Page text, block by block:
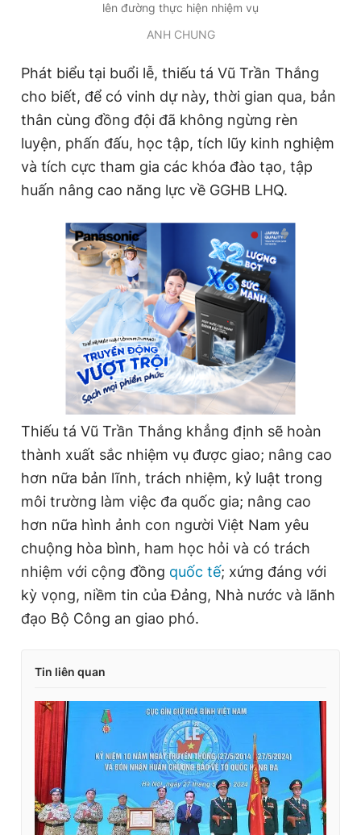
lên đường thực hiện nhiệm vụ
ANH CHUNG
Phát biểu tại buổi lễ, thiếu tá Vũ Trần Thắng
cho biết, để có vinh dự này, thời gian qua, bản
thân cùng đồng đội đã không ngừng rèn
luyện, phấn đấu, học tập, tích lũy kinh nghiệm
và tích cực tham gia các khóa đào tạo, tập
huấn nâng cao năng lực về GGHB LHQ.
Thiếu tá Vũ Trần Thắng khẳng định sẽ hoàn
thành xuất sắc nhiệm vụ được giao; nâng cao
hơn nữa bản lĩnh, trách nhiệm, kỷ luật trong
môi trường làm việc đa quốc gia; nâng cao
hơn nữa hình ảnh con người Việt Nam yêu
chuộng hòa bình, ham học hỏi và có trách
nhiệm với cộng đồng quốc tế; xứng đáng với
kỳ vọng, niềm tin của Đảng, Nhà nước và lãnh
đạo Bộ Công an giao phó.
Tin liên quan